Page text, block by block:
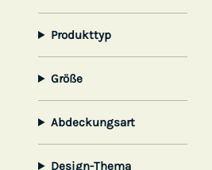
Produkttyp
Größe
Abdeckungsart
Design-Thema